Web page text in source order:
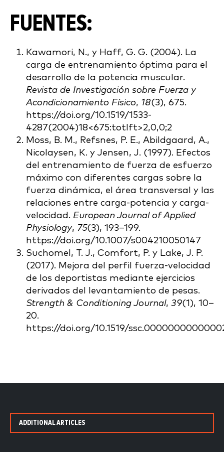
FUENTES:
Kawamori, N., y Haff, G. G. (2004). La
carga de entrenamiento óptima para el
desarrollo de la potencia muscular.
Revista de Investigación sobre Fuerza y
Acondicionamiento Físico, 18(3), 675.
https://doi.org/10.1519/1533-
4287(2004)18<675:totlft>2,0,0;2
Moss, B. M., Refsnes, P. E., Abildgaard, A.,
Nicolaysen, K. y Jensen, J. (1997). Efectos
del entrenamiento de fuerza de esfuerzo
máximo con diferentes cargas sobre la
fuerza dinámica, el área transversal y las
relaciones entre carga-potencia y carga-
velocidad. European Journal of Applied
Physiology, 75(3), 193–199.
https://doi.org/10.1007/s004210050147
Suchomel, T. J., Comfort, P. y Lake, J. P.
(2017). Mejora del perfil fuerza-velocidad
de los deportistas mediante ejercicios
derivados del levantamiento de pesas.
Strength & Conditioning Journal, 39(1), 10–
20.
https://doi.org/10.1519/
ADDITIONAL ARTICLES